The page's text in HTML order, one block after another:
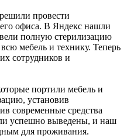
провести
офиса. В Яндекс нашли
полную стерилизацию
мебель и технику. Теперь
сотрудников и
портили мебель и
установив
современные средства
успешно выведены, и наш
для проживания.